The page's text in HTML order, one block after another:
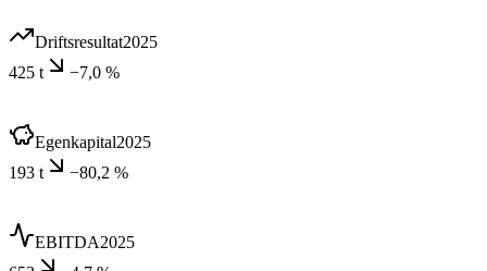
Driftsresultat2025
425 t
−7,0 %
Egenkapital2025
193 t
−80,2 %
EBITDA2025